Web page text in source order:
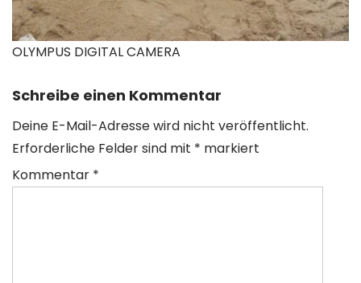
OLYMPUS DIGITAL CAMERA
Schreibe einen Kommentar
Deine E-Mail-Adresse wird nicht veröffentlicht.
Erforderliche Felder sind mit * markiert
Kommentar *